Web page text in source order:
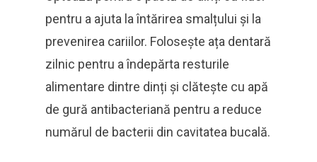
pentru a ajuta la întărirea smalțului și la
prevenirea cariilor. Folosește ața dentară
zilnic pentru a îndepărta resturile
alimentare dintre dinți și clătește cu apă
de gură antibacteriană pentru a reduce
numărul de bacterii din cavitatea bucală.